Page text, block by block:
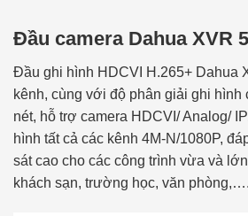
Đầu camera Dahua XVR
Đầu ghi hình HDCVI H.265+ Dahua
kênh, cùng với độ phân giải ghi hình
nét, hỗ trợ camera HDCVI/ Analog/
hình tất cả các kênh 4M-N/1080P,
sát cao cho các công trình vừa và
khách sạn, trường học, văn phòng,….